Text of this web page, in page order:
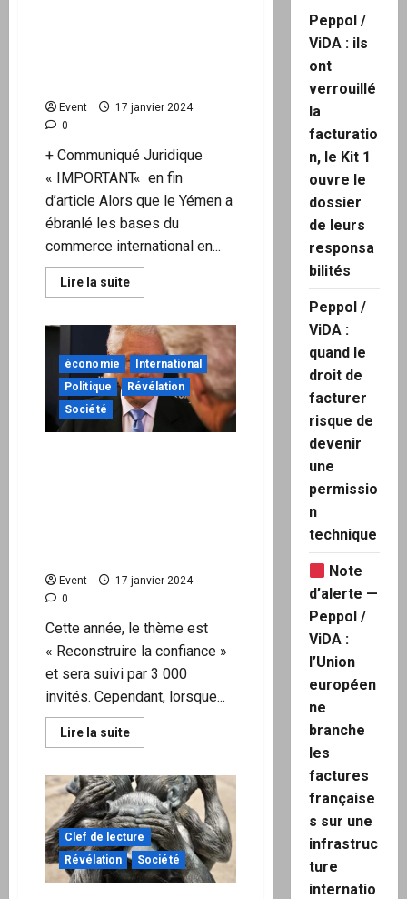
Event
17 janvier 2024
0
+ Communiqué Juridique
« IMPORTANT« en fin
d’article Alors que le Yémen a
ébranlé les bases du
commerce international en...
Lire la suiteEn
savoir
Historique
:
L’état-
major
militaire
français
refuse
de
couvrir
opération
au
économie
International
Politique
Révélation
Société
Event
17 janvier 2024
0
Cette année, le thème est
« Reconstruire la confiance »
et sera suivi par 3 000
invités. Cependant, lorsque...
Lire la suiteEn
savoir
Comment
l’élite
mondiale
s’adonne
à
la
cocaïne,
au
caviar
Clef de lecture
Révélation
Société
Peppol /
ViDA : ils
ont
verrouillé
la
facturatio
n, le Kit 1
ouvre le
dossier
de leurs
responsa
bilités
Peppol /
ViDA :
quand le
droit de
facturer
risque de
devenir
une
permissio
n
technique
Note
d’alerte —
Peppol /
ViDA :
l’Union
européen
ne
branche
les
factures
française
s sur une
infrastruc
ture
internatio